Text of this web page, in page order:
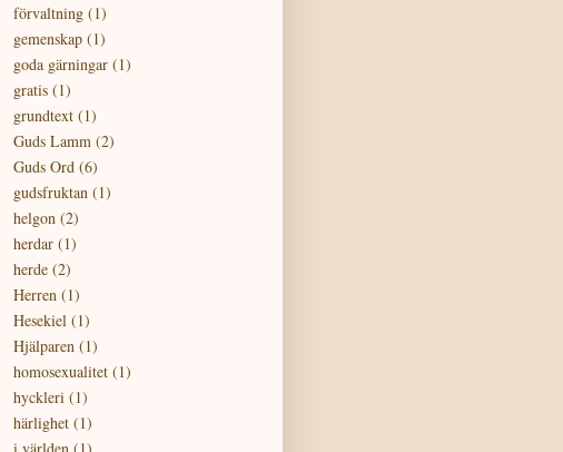
förvaltning (1)
gemenskap (1)
goda gärningar (1)
gratis (1)
grundtext (1)
Guds Lamm (2)
Guds Ord (6)
gudsfruktan (1)
helgon (2)
herdar (1)
herde (2)
Herren (1)
Hesekiel (1)
Hjälparen (1)
homosexualitet (1)
hyckleri (1)
härlighet (1)